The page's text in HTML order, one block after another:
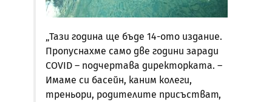
„Тази година ще бъде 14-ото издание.
Пропуснахме само две години заради
COVID – подчертава директорката. –
Имаме си басейн, каним колеги,
треньори, родителите присъстват,